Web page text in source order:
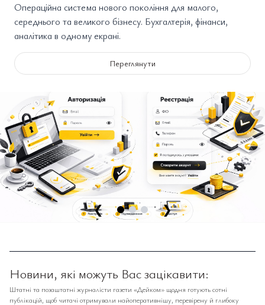
Операційна система нового покоління для малого,
середнього та великого бізнесу. Бухгалтерія, фінанси,
аналітика в одному екрані.
Переглянути
❮ ❯
Новини, які можуть Вас зацікавити:
Штатні та позаштатні журналісти газети «Дейком» щодня готують сотні
публікацій, щоб читачі отримували найоперативнішу, перевірену й глибоку